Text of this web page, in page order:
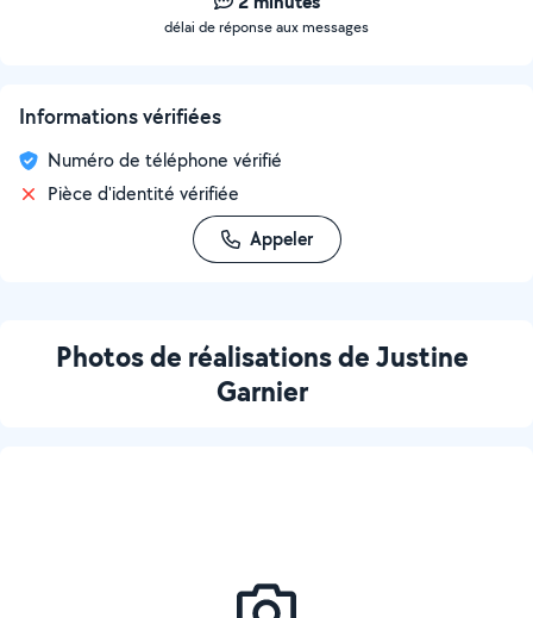
délai de réponse aux messages
Informations vérifiées
Numéro de téléphone vérifié
Pièce d'identité vérifiée
Appeler
Photos de réalisations de Justine
Garnier